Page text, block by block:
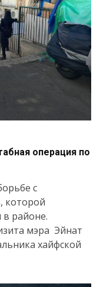
Искать
операция по
с
которой
районе.
мэра Эйнат
хайфской